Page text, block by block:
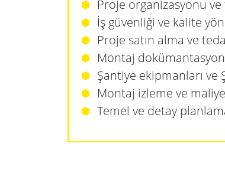
Proje organizasyonu
İş güvenliği ve kalite
Proje satın alma ve
Montaj
Şantiye ekipmanları ve
Montaj izleme ve
Temel ve detay